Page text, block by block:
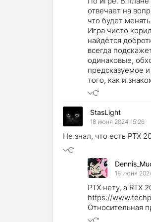
отвечает на
что будет
Игра чисто
найдётся
всегда
одинаковые,
предсказуемое
того, как и
StasLight
18 июня 2024 15:26
Не знал, что есть РТХ
18 июня
PTX нету, а RTX
https://
Относительная